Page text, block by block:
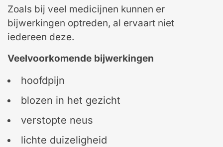
Zoals bij veel medicijnen kunnen er
bijwerkingen optreden, al ervaart niet
iedereen deze.
Veelvoorkomende bijwerkingen
hoofdpijn
blozen in het gezicht
verstopte neus
lichte duizeligheid